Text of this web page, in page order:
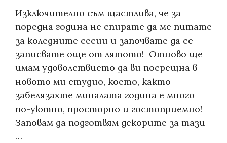
Изключително съм щастлива, че за
поредна година не спирате да ме питате
за коледните сесии и започвате да се
записвате още от лятото! Отново ще
имам удоволствието да ви посрещна в
новото ми студио, което, както
забелязахте миналата година е много
по-уютно, просторно и гостоприемно!
Заповам да подготвям декорите за тази
…